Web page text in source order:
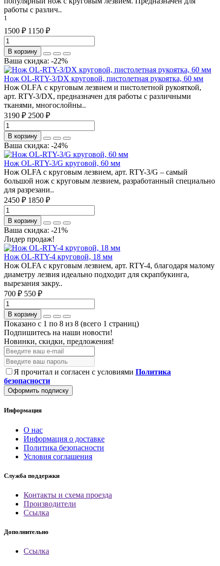
работы с различ..
1
1500 ₽ 1150 ₽
В корзину
Ваша скидка: -22%
Нож OL-RTY-3/DX круговой, пистолетная рукоятка, 60 мм
Нож OLFА c круговым лезвием и пистолетной рукояткой,
арт. RTY-3/DX, предназначен для работы с различными
тканями, многослойны..
3190 ₽ 2500 ₽
В корзину
Ваша скидка: -24%
Нож OL-RTY-3/G круговой, 60 мм
Нож OLFA c круговым лезвием, арт. RTY-3/G – самый
большой нож с круговым лезвием, разработанный специально
для разрезани..
2450 ₽ 1850 ₽
В корзину
Ваша скидка: -21%
Лидер продаж!
Нож OL-RTY-4 круговой, 18 мм
Нож OLFA c круговым лезвием, арт. RTY-4, благодаря малому
диаметру лезвия идеально подходит для скрапбукинга,
вырезания закру..
700 ₽ 550 ₽
В корзину
Показано с 1 по 8 из 8 (всего 1 страниц)
Подпишитесь на наши новости!
Новинки, скидки, предложения!
Я прочитал и согласен с условиями Политика
безопасности
Оформить подписку
Информация
О нас
Информация о доставке
Политика безопасности
Условия соглашения
Служба поддержки
Контакты и схема проезда
Производители
Ссылка
Дополнительно
Ссылка